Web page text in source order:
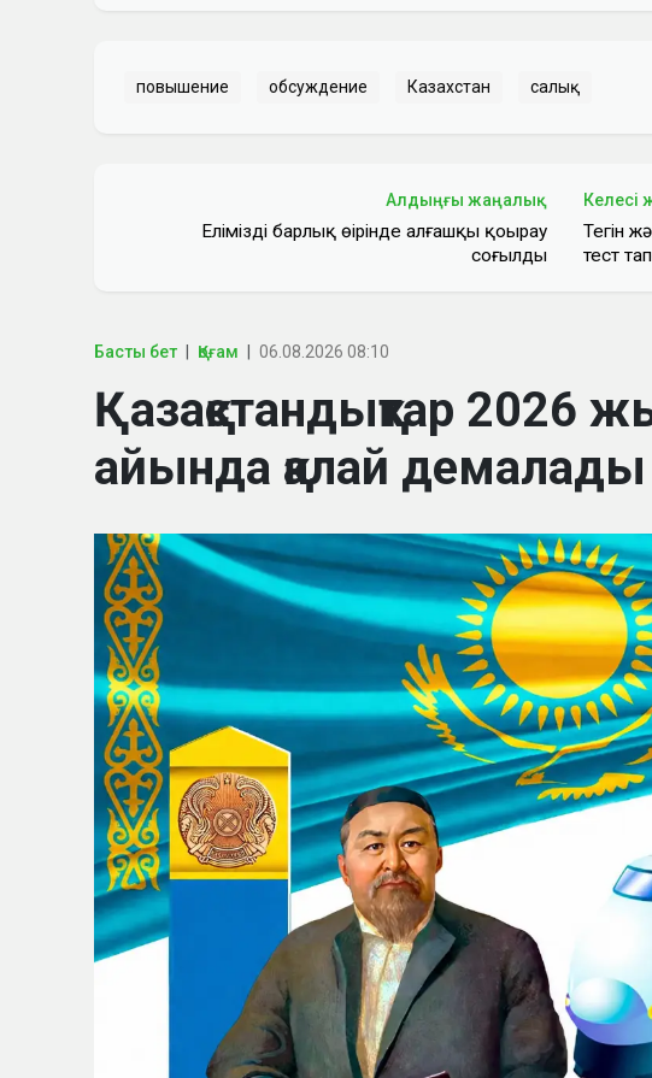
повышение обсуждение Казахстан салық
Алдыңғы жаңалық
Еліміздің барлық өңірінде алғашқы қоңырау
соғылды
Келесі
Тегін
тест
Басты бет Қоғам 06.08.2026 08:10
Қазақстандықтар
айында қалай демалады